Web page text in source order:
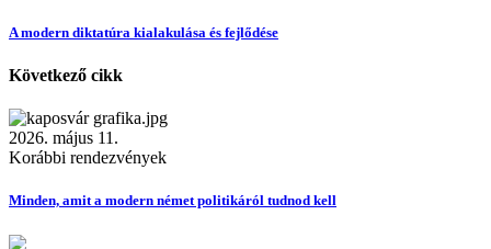
A modern diktatúra kialakulása és fejlődése
Következő cikk
2026. május 11.
Korábbi rendezvények
Minden, amit a modern német politikáról tudnod kell